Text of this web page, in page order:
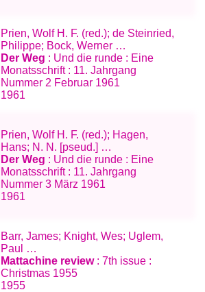
Prien, Wolf H. F. (red.); de Steinried,
Philippe; Bock, Werner …
Der Weg : Und die runde : Eine
Monatsschrift : 11. Jahrgang
Nummer 2 Februar 1961
1961
Prien, Wolf H. F. (red.); Hagen,
Hans; N. N. [pseud.] …
Der Weg : Und die runde : Eine
Monatsschrift : 11. Jahrgang
Nummer 3 März 1961
1961
Barr, James; Knight, Wes; Uglem,
Paul …
Mattachine review: 7th issue :
Christmas 1955
1955